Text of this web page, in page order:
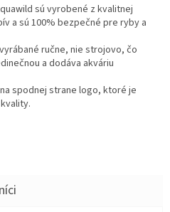
sú vyrobené z kvalitnej
a sú 100% bezpečné pre ryby a
ručne, nie strojovo, čo
a dodáva akváriu
spodnej strane logo, ktoré je